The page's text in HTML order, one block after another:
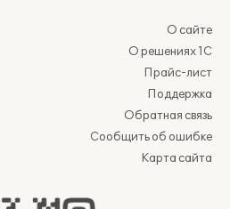
О сайте
О решениях 1С
Прайс-лист
Поддержка
Обратная связь
Сообщить об ошибке
Карта сайта